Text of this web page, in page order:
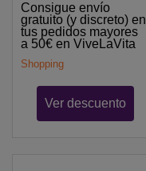
Consigue envío
gratuito (y discreto) en
tus pedidos mayores
a 50€ en ViveLaVita
Shopping
Ver descuento